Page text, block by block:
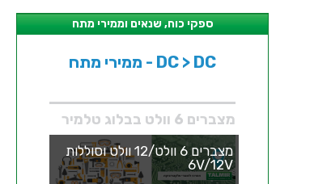
ספקי כוח, שנאים וממירי מתח
ממירי מתח - DC > DC
מצברים 6 וולט בבלוג טלמיר
מצברים 6 וולט/12 וולט וסוללות
6V/12V